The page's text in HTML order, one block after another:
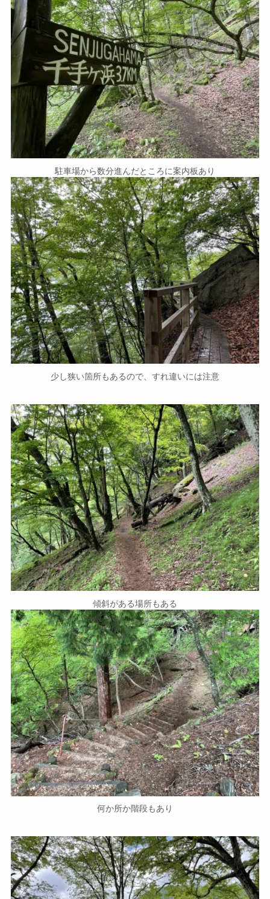
駐車場から数分進んだところに案内板あり
少し狭い箇所もあるので、すれ違いには注意
傾斜がある場所もある
何か所か階段もあり